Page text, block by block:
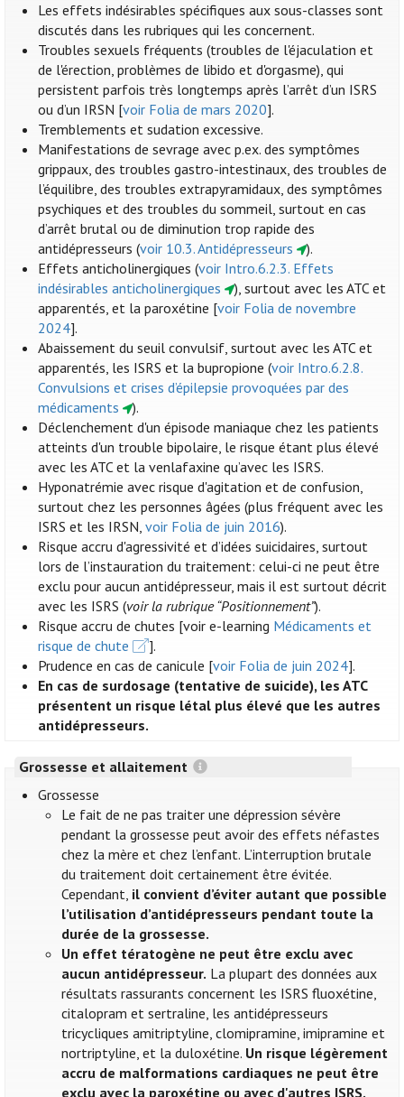
Les effets indésirables spécifiques aux sous-classes sont
discutés dans les rubriques qui les concernent.
Troubles sexuels fréquents (troubles de l'éjaculation et
de l'érection, problèmes de libido et d'orgasme), qui
persistent parfois très longtemps après l’arrêt d’un ISRS
ou d’un IRSN [voir Folia de mars 2020].
Tremblements et sudation excessive.
Manifestations de sevrage avec p.ex. des symptômes
grippaux, des troubles gastro-intestinaux, des troubles de
l’équilibre, des troubles extrapyramidaux, des symptômes
psychiques et des troubles du sommeil, surtout en cas
d’arrêt brutal ou de diminution trop rapide des
antidépresseurs (voir 10.3. Antidépresseurs
).
Effets anticholinergiques (voir Intro.6.2.3. Effets
indésirables anticholinergiques
), surtout avec les ATC et
apparentés, et la paroxétine [voir Folia de novembre
2024].
Abaissement du seuil convulsif, surtout avec les ATC et
apparentés, les ISRS et la bupropione (voir Intro.6.2.8.
Convulsions et crises d’épilepsie provoquées par des
médicaments
).
Déclenchement d'un épisode maniaque chez les patients
atteints d'un trouble bipolaire, le risque étant plus élevé
avec les ATC et la venlafaxine qu’avec les ISRS.
Hyponatrémie avec risque d'agitation et de confusion,
surtout chez les personnes âgées (plus fréquent avec les
ISRS et les IRSN,voir Folia de juin 2016).
Risque accru d'agressivité et d’idées suicidaires, surtout
lors de l’instauration du traitement: celui-ci ne peut être
exclu pour aucun antidépresseur, mais il est surtout décrit
avec les ISRS (voir la rubrique “Positionnement”).
Risque accru de chutes [voir e-learning Médicaments et
risque de chute
].
Prudence en cas de canicule [voir Folia de juin 2024].
En cas de surdosage (tentative de suicide), les ATC
présentent un risque létal plus élevé que les autres
antidépresseurs.
Grossesse et allaitement
Grossesse
Le fait de ne pas traiter une dépression sévère
pendant la grossesse peut avoir des effets néfastes
chez la mère et chez l’enfant. L’interruption brutale
du traitement doit certainement être évitée.
Cependant, il convient d’éviter autant que possible
l’utilisation d’antidépresseurs pendant toute la
durée de la grossesse.
Un effet tératogène ne peut être exclu avec
aucun antidépresseur. La plupart des données aux
résultats rassurants concernent les ISRS fluoxétine,
citalopram et sertraline, les antidépresseurs
tricycliques amitriptyline, clomipramine, imipramine et
nortriptyline, et la duloxétine. Un risque légèrement
accru de malformations cardiaques ne peut être
exclu avec la paroxétine ou avec d'autres ISRS.